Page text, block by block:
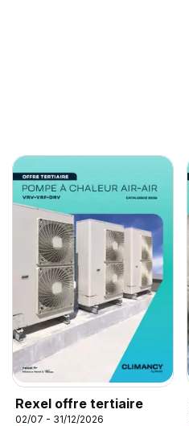
Rexel offre tertiaire
02/07 - 31/12/2026